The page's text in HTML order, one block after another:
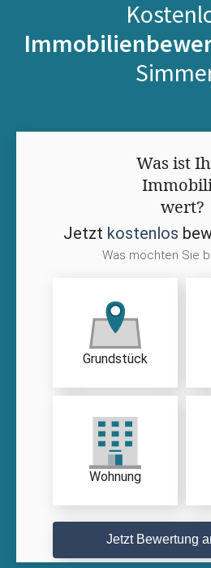
Was ist
wert?
Jetzt kostenlos
Was möchten Sie
Grundstück
Wohnung
Jetzt Bewertung